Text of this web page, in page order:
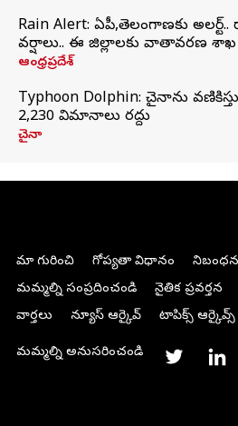
Rain Alert: ఏపీ,తెలంగాణకు
వర్షాలు.. ఈ జిల్లాలకు వాతావరణ శాఖ
ఆంధ్రప్రదేశ్
Typhoon Dolphin: చైనాను
2,230 విమానాలు రద్దు
చైనా
మా గురించి గోప్యతా విధానం
మమ్మల్ని సంప్రదించండి
నైతిక ప్రవర్తన
వార్తలు
న్యూస్ ఆర్కైవ్ టాపిక్స్ ఆర్కైవ్స్
మమ్మల్ని అనుసరించండి